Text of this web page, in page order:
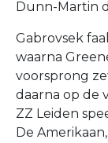
Dunn-Martin
Gabrovsek
waarna
voorsprong
daarna op de
ZZ Leiden
De